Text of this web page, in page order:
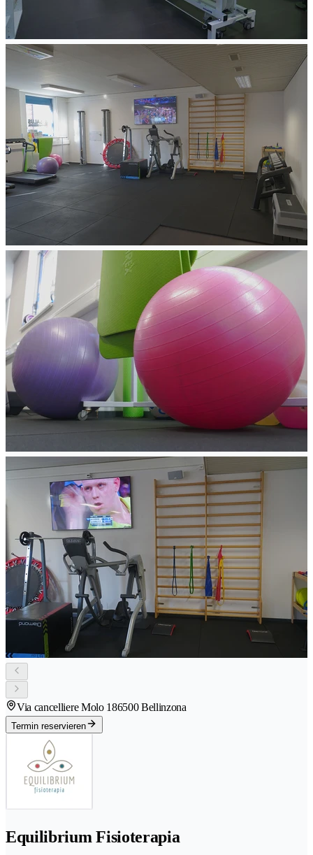
Via cancelliere Molo 186500 Bellinzona
Termin reservieren
Equilibrium Fisioterapia